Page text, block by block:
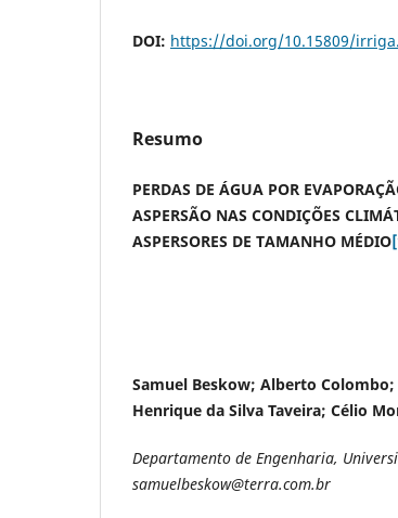
DOI: https://doi.org/10.15809/
Resumo
PERDAS DE ÁGUA POR
ASPERSÃO NAS CONDIÇÕES
ASPERSORES DE TAMANHO MÉDIO
Samuel Beskow; Alberto Colombo;
Henrique da Silva Taveira; Célio
Departamento de Engenharia,
samuelbeskow@terra.com.br